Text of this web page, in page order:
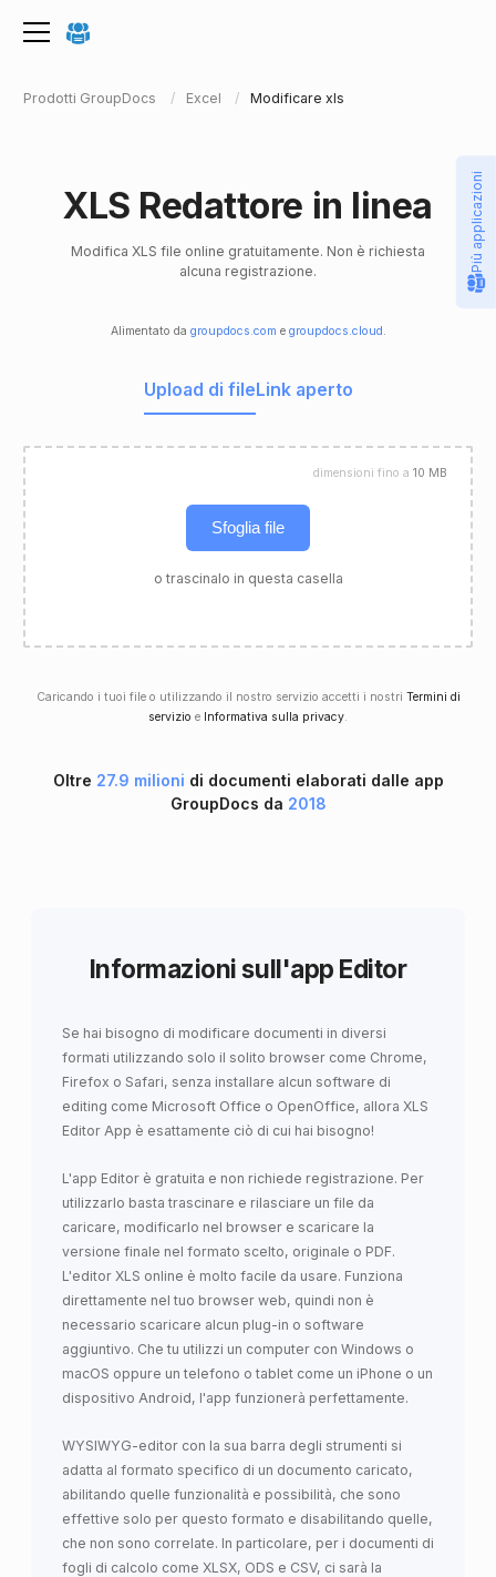
Prodotti GroupDocs Excel Modificare xls
XLS Redattore in linea
Modifica XLS file online gratuitamente. Non è richiesta
alcuna registrazione.
Alimentato da groupdocs.com e groupdocs.cloud .
Upload di file Link aperto
Sfoglia file
o trascinalo in questa casella
dimensioni fino a 10 MB
Caricando i tuoi file o utilizzando il nostro servizio accetti i nostri Termini di
servizio e Informativa sulla privacy.
Oltre 27.9 milioni di documenti elaborati dalle app
GroupDocs da 2018
Informazioni sull'app Editor
Se hai bisogno di modificare documenti in diversi
formati utilizzando solo il solito browser come Chrome,
Firefox o Safari, senza installare alcun software di
editing come Microsoft Office o OpenOffice, allora XLS
Editor App è esattamente ciò di cui hai bisogno!
L'app Editor è gratuita e non richiede registrazione. Per
utilizzarlo basta trascinare e rilasciare un file da
caricare, modificarlo nel browser e scaricare la
versione finale nel formato scelto, originale o PDF.
L'editor XLS online è molto facile da usare. Funziona
direttamente nel tuo browser web, quindi non è
necessario scaricare alcun plug-in o software
aggiuntivo. Che tu utilizzi un computer con Windows o
macOS oppure un telefono o tablet come un iPhone o un
dispositivo Android, l'app funzionerà perfettamente.
WYSIWYG-editor con la sua barra degli strumenti si
adatta al formato specifico di un documento caricato,
abilitando quelle funzionalità e possibilità, che sono
effettive solo per questo formato e disabilitando quelle,
che non sono correlate. In particolare, per i documenti di
fogli di calcolo come XLSX, ODS e CSV, ci sarà la
Più applicazioni